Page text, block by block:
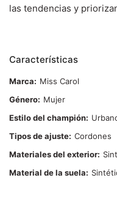
las tendencias y
Características
Marca
Miss Carol
Género
Mujer
Estilo del champión
Tipos de ajuste Cordones
Materiales del exterior
Material de la suela